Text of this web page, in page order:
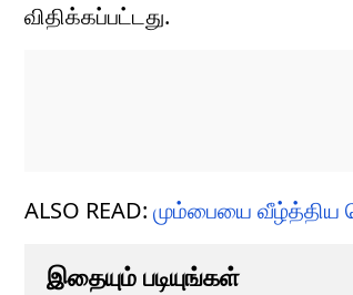
விதிக்கப்பட்டது.
ALSO READ: மும்பையை வீழ்த்திய
இதையும் படியுங்கள்